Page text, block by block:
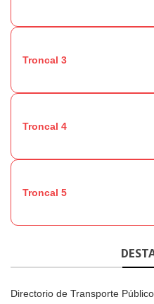
Troncal 3
Troncal 4
Troncal 5
Directorio de Transporte